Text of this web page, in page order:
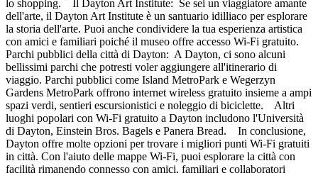
lo shopping. Il Dayton Art Institute: Se sei un viaggiatore amante
dell'arte, il Dayton Art Institute è un santuario idilliaco per esplorare
la storia dell'arte. Puoi anche condividere la tua esperienza artistica
con amici e familiari poiché il museo offre accesso Wi-Fi gratuito.
Parchi pubblici della città di Dayton: A Dayton, ci sono alcuni
bellissimi parchi che potresti voler aggiungere all'itinerario di
viaggio. Parchi pubblici come Island MetroPark e Wegerzyn
Gardens MetroPark offrono internet wireless gratuito insieme a ampi
spazi verdi, sentieri escursionistici e noleggio di biciclette. Altri
luoghi popolari con Wi-Fi gratuito a Dayton includono l'Università
di Dayton, Einstein Bros. Bagels e Panera Bread. In conclusione,
Dayton offre molte opzioni per trovare i migliori punti Wi-Fi gratuiti
in città. Con l'aiuto delle mappe Wi-Fi, puoi esplorare la città con
facilità rimanendo connesso con amici, familiari e collaboratori